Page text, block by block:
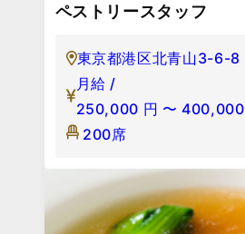
ペストリースタッフ
東京都港区北青山3-6-8
月給 /
250,000 円 〜 400,000
200席